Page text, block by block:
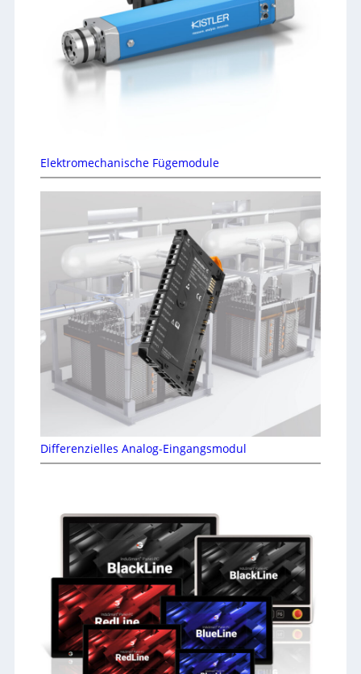
Elektromechanische Fügemodule
Differenzielles Analog-Eingangsmodul